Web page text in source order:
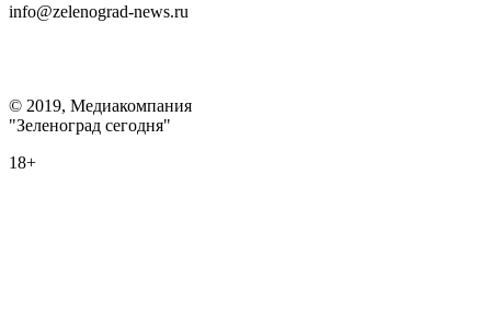
info@zelenograd-news.ru
© 2019, Медиакомпания
"Зеленоград сегодня"
18+